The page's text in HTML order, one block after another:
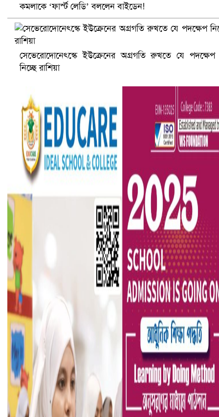
আ.লীগ ও জাপার ৯ নেতা কারাগারে
ভারতে ভয়াবহ সড়ক দুর্ঘটনা, নিহত ১৫
হলিউডে নতুন প্রেমের গুঞ্জন
কমলাকে ‘ফার্স্ট লেডি’ বললেন বাইডেন!
সেভেরোদোনেৎস্কে ইউক্রেনের অগ্রগতি রুখতে যে পদক্ষেপ
নিচ্ছে রাশিয়া